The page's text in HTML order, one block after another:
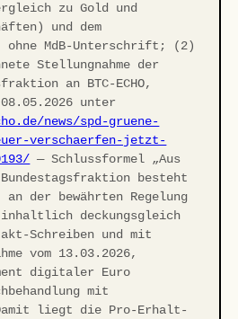
zu Gold und
und dem
MdB-Unterschrift; (2)
Stellungnahme der
an BTC-ECHO,
unter
news/spd-gruene-
verschaerfen-jetzt-
— Schlussformel „Aus
Bundestagsfraktion besteht
der bewährten Regelung
deckungsgleich
Schreiben und mit
vom 13.03.2026,
digitaler Euro
mit
Damit liegt die Pro-Erhalt-